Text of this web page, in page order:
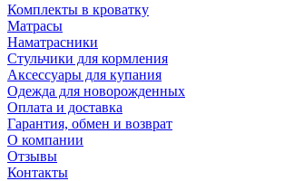
Комплекты в кроватку
Матрасы
Наматрасники
Стульчики для кормления
Аксессуары для купания
Одежда для новорожденных
Оплата и доставка
Гарантия, обмен и возврат
О компании
Отзывы
Контакты